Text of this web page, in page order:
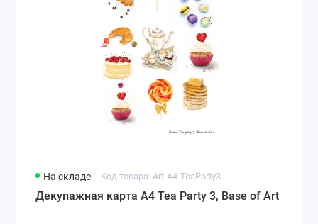
На складе Код товара: Art-A4-TeaParty3
Декупажная карта А4 Tea Party 3, Base of Art